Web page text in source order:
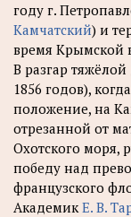
году г.
Камчатский) и
время Крымской
В разгар
1856 годов),
положение, на
отрезанной от
Охотского моря,
победу над
французского
АкадемикЕ. В.